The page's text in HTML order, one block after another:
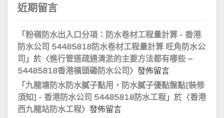
近期留言
「 粉嶺防水出入口分項：防水卷材工程量計算 - 香港
防水公司 54485818防水卷材工程量計算 旺角防水公
司 」於〈進行管道疏通清淤的主要方法都有哪些 –
54485818香港橫頭磡防水公司 〉發佈留言
「 九龍塘防水防水膩子點用，防水膩子優點盤點[裝修
須知] - 香港防水公司 54485818防水工程 」於〈香港
西九龍站防水工程〉發佈留言